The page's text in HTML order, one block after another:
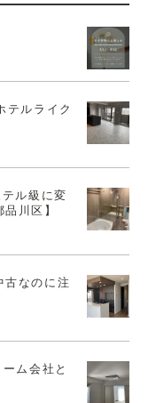
テルライク
ル級に変
川区】
古なのに注
ム会社と